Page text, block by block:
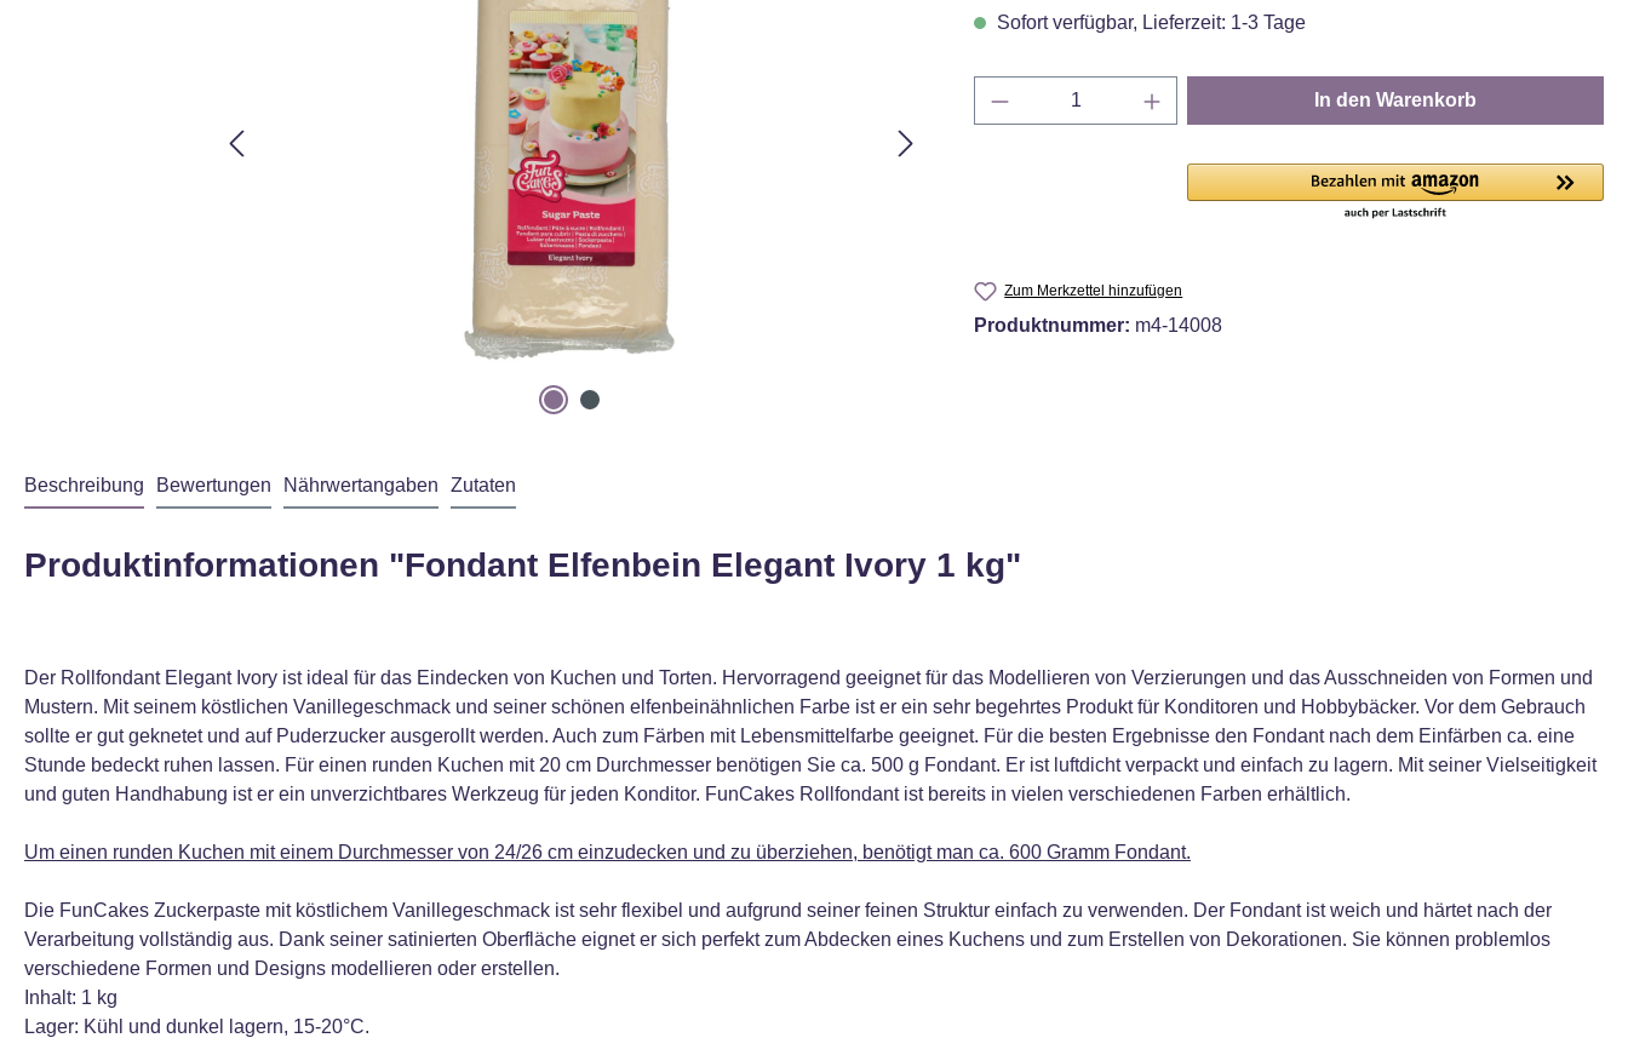
Sofort verfügbar, Lieferzeit: 1-3 Tage
Produkt Anzahl: Gib den gewünschten Wert ein
In den Warenkorb
Zum Merkzettel hinzufügen
Produktnummer: m4-14008
Beschreibung Bewertungen Nährwertangaben Zutaten
Produktinformationen "Fondant Elfenbein Elegant Ivory 1 kg"
Der Rollfondant Elegant Ivory ist ideal für das Eindecken von Kuchen und Torten. Hervorragend geeignet für das Modellieren von Verzierungen und das Ausschneiden von Formen und
Mustern. Mit seinem köstlichen Vanillegeschmack und seiner schönen elfenbeinähnlichen Farbe ist er ein sehr begehrtes Produkt für Konditoren und Hobbybäcker. Vor dem Gebrauch
sollte er gut geknetet und auf Puderzucker ausgerollt werden. Auch zum Färben mit Lebensmittelfarbe geeignet. Für die besten Ergebnisse den Fondant nach dem Einfärben ca. eine
Stunde bedeckt ruhen lassen. Für einen runden Kuchen mit 20 cm Durchmesser benötigen Sie ca. 500 g Fondant. Er ist luftdicht verpackt und einfach zu lagern. Mit seiner Vielseitigkeit
und guten Handhabung ist er ein unverzichtbares Werkzeug für jeden Konditor. FunCakes Rollfondant ist bereits in vielen verschiedenen Farben erhältlich.
Um einen runden Kuchen mit einem Durchmesser von 24/26 cm einzudecken und zu überziehen, benötigt man ca. 600 Gramm Fondant.
Die FunCakes Zuckerpaste mit köstlichem Vanillegeschmack ist sehr flexibel und aufgrund seiner feinen Struktur einfach zu verwenden. Der Fondant ist weich und härtet nach der
Verarbeitung vollständig aus. Dank seiner satinierten Oberfläche eignet er sich perfekt zum Abdecken eines Kuchens und zum Erstellen von Dekorationen. Sie können problemlos
verschiedene Formen und Designs modellieren oder erstellen.
Inhalt: 1 kg
Lager: Kühl und dunkel lagern, 15-20°C.